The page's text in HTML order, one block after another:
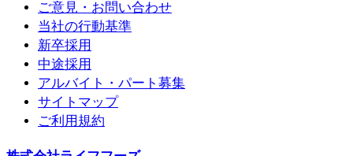
ご意見・お問い合わせ
当社の行動基準
新卒採用
中途採用
アルバイト・パート募集
サイトマップ
ご利用規約